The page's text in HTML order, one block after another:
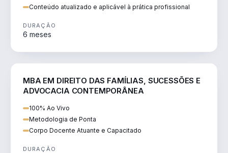
Conteúdo atualizado e aplicável à prática profissional
DURAÇÃO
6 meses
MBA EM DIREITO DAS FAMÍLIAS, SUCESSÕES E
ADVOCACIA CONTEMPORÂNEA
100% Ao Vivo
Metodologia de Ponta
Corpo Docente Atuante e Capacitado
DURAÇÃO